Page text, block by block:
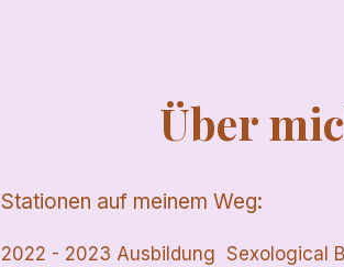
Über
Stationen auf meinem Weg:
2022 - 2023 Ausbildung Sexological